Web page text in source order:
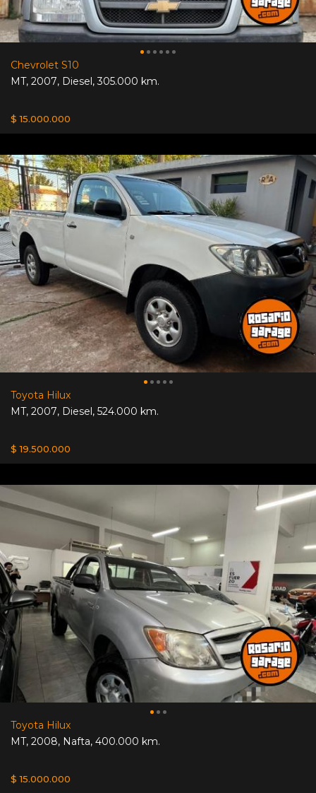
Chevrolet S10
MT, 2007, Diesel ,305.000 km.
$ 15.000.000
Toyota Hilux
MT, 2007, Diesel , 524.000 km.
$ 19.500.000
Toyota Hilux
MT, 2008, Nafta, 400.000 km.
$ 15.000.000